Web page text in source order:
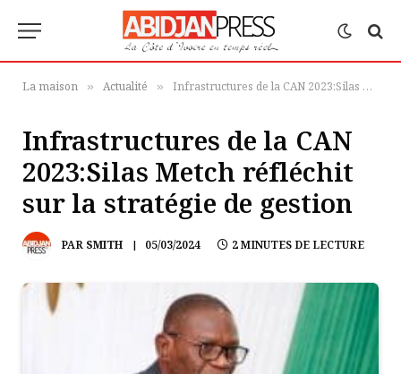
La maison » Actualité » Infrastructures de la CAN 2023:Silas Metch réfléchit sur la stratégie de gestion
Infrastructures de la CAN
2023:Silas Metch réfléchit
sur la stratégie de gestion
PAR SMITH 05/03/2024 2 MINUTES DE LECTURE